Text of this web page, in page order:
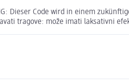
Dieser Code wird in einem
tragove: može imati laksativni